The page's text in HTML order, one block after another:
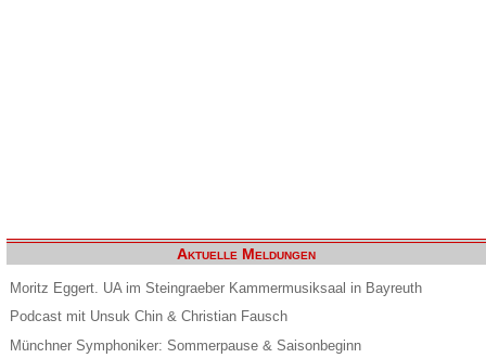
Aktuelle Meldungen
Moritz Eggert. UA im Steingraeber Kammermusiksaal in Bayreuth
Podcast mit Unsuk Chin & Christian Fausch
Münchner Symphoniker: Sommerpause & Saisonbeginn